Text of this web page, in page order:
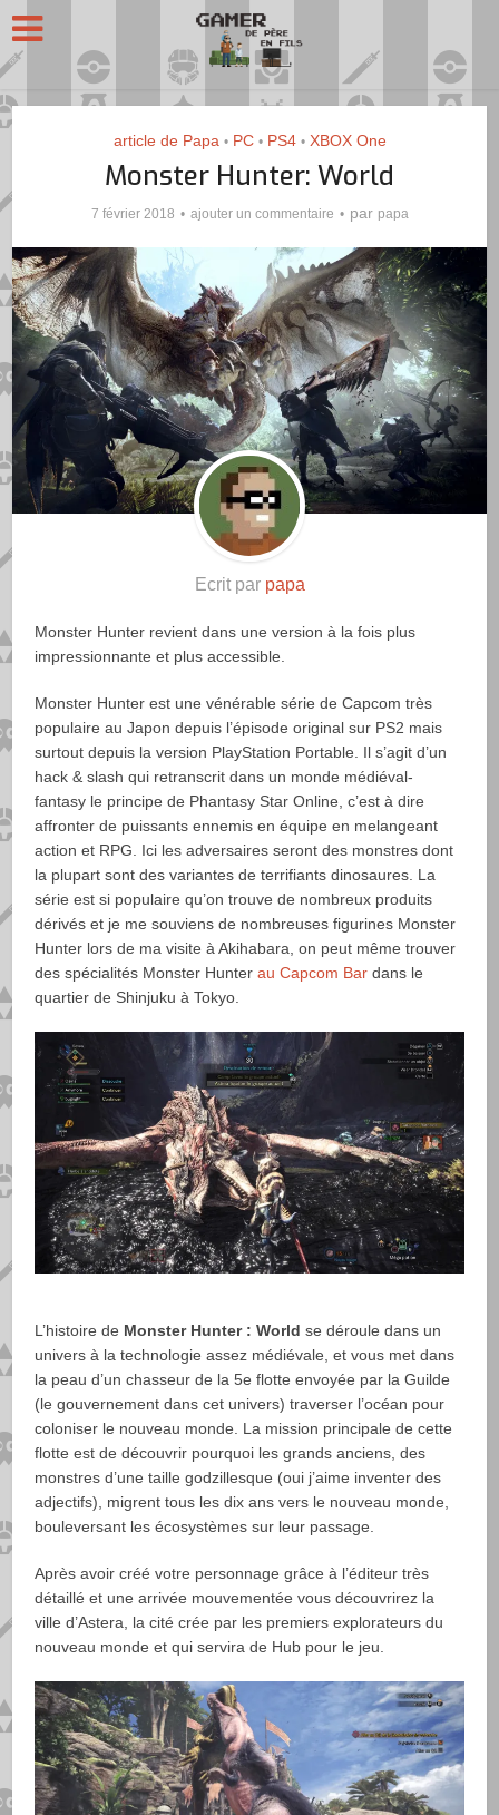
article de Papa • PC • PS4 • XBOX One
Monster Hunter: World
7 février 2018 ajouter un commentaire par papa
Ecrit par papa
Monster Hunter revient dans une version à la fois plus
impressionnante et plus accessible.
Monster Hunter est une vénérable série de Capcom très
populaire au Japon depuis l’épisode original sur PS2 mais
surtout depuis la version PlayStation Portable. Il s’agit d’un
hack & slash qui retranscrit dans un monde médiéval-
fantasy le principe de Phantasy Star Online, c’est à dire
affronter de puissants ennemis en équipe en melangeant
action et RPG. Ici les adversaires seront des monstres dont
la plupart sont des variantes de terrifiants dinosaures. La
série est si populaire qu’on trouve de nombreux produits
dérivés et je me souviens de nombreuses figurines Monster
Hunter lors de ma visite à Akihabara, on peut même trouver
des spécialités Monster Hunterau Capcom Bar dans le
quartier de Shinjuku à Tokyo.
L’histoire de Monster Hunter : World se déroule dans un
univers à la technologie assez médiévale, et vous met dans
la peau d’un chasseur de la 5e flotte envoyée par la Guilde
(le gouvernement dans cet univers) traverser l’océan pour
coloniser le nouveau monde. La mission principale de cette
flotte est de découvrir pourquoi les grands anciens, des
monstres d’une taille godzillesque (oui j’aime inventer des
adjectifs), migrent tous les dix ans vers le nouveau monde,
bouleversant les écosystèmes sur leur passage.
Après avoir créé votre personnage grâce à l’éditeur très
détaillé et une arrivée mouvementée vous découvrirez la
ville d’Astera, la cité crée par les premiers explorateurs du
nouveau monde et qui servira de Hub pour le jeu.